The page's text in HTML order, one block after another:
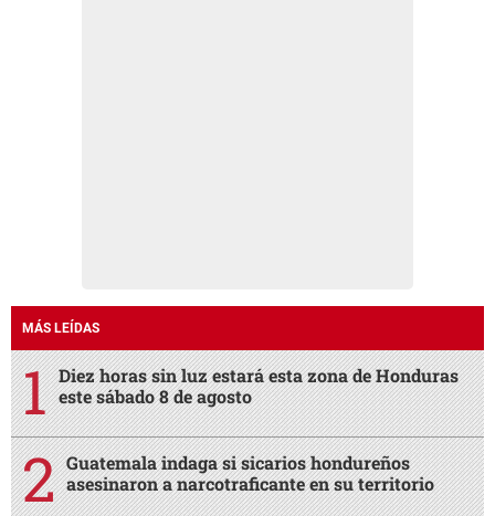
MÁS LEÍDAS
Diez horas sin luz estará esta zona de Honduras
este sábado 8 de agosto
Guatemala indaga si sicarios hondureños
asesinaron a narcotraficante en su territorio